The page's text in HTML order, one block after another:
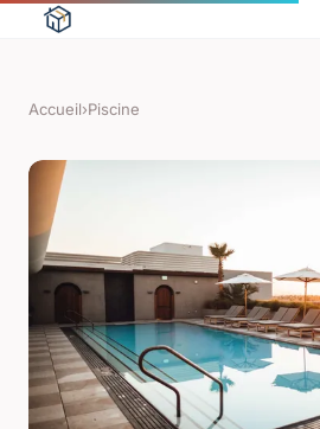
Accueil›Piscine